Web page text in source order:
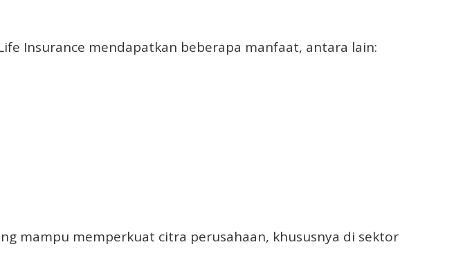
Insurance mendapatkan beberapa manfaat, antara lain:
mampu memperkuat citra perusahaan, khususnya di sektor